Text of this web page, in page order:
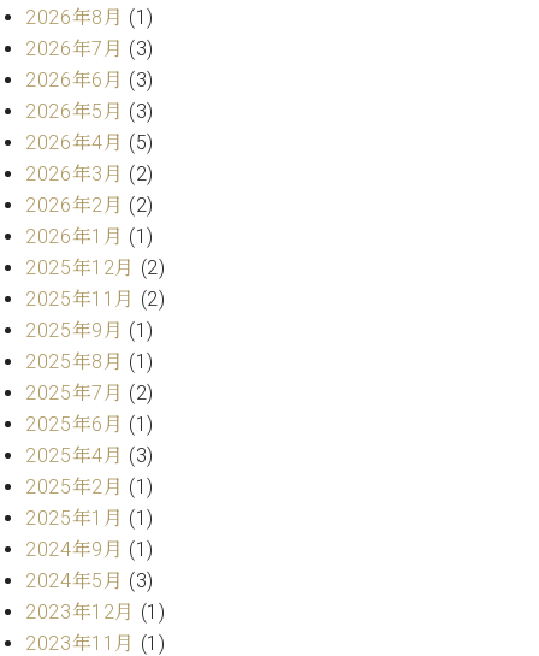
タ
イ
ン
ア
カ
デ
ミ
ー
W.
ホ
フ
マ
ン
プ
ロ
フ
ェ
ッ
シ
ョ
ナ
ル
ク
セ
セン
トラ
ム東
京の
ご案
(PDF)
お
問
い
合
わ
社
：
八
子
・
2026年8月 (1)
2026年7月 (3)
2026年6月 (3)
2026年5月 (3)
2026年4月 (5)
2026年3月 (2)
2026年2月 (2)
2026年1月 (1)
2025年12月 (2)
2025年11月 (2)
2025年9月 (1)
2025年8月 (1)
2025年7月 (2)
2025年6月 (1)
2025年4月 (3)
2025年2月 (1)
2025年1月 (1)
2024年9月 (1)
2024年5月 (3)
2023年12月 (1)
2023年11月 (1)